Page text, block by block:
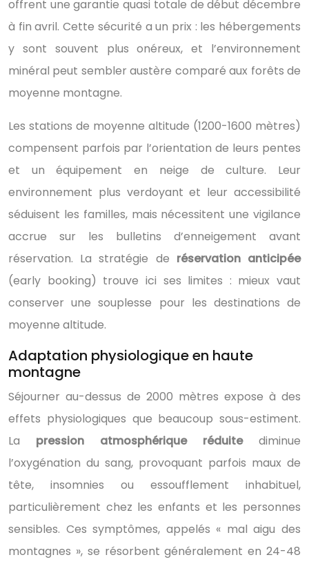
offrent une garantie quasi totale de début décembre
à fin avril. Cette sécurité a un prix : les hébergements
y sont souvent plus onéreux, et l’environnement
minéral peut sembler austère comparé aux forêts de
moyenne montagne.
Les stations de moyenne altitude (1200-1600 mètres)
compensent parfois par l’orientation de leurs pentes
et un équipement en neige de culture. Leur
environnement plus verdoyant et leur accessibilité
séduisent les familles, mais nécessitent une vigilance
accrue sur les bulletins d’enneigement avant
réservation. La stratégie de réservation anticipée
(early booking) trouve ici ses limites : mieux vaut
conserver une souplesse pour les destinations de
moyenne altitude.
Adaptation physiologique en haute
montagne
Séjourner au-dessus de 2000 mètres expose à des
effets physiologiques que beaucoup sous-estiment.
La pression atmosphérique réduitediminue
l’oxygénation du sang, provoquant parfois maux de
tête, insomnies ou essoufflement inhabituel,
particulièrement chez les enfants et les personnes
sensibles. Ces symptômes, appelés « mal aigu des
montagnes », se résorbent généralement en 24-48